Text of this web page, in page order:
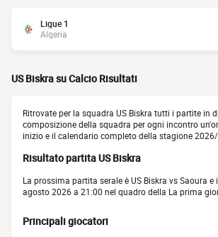
Ligue 1
Algeria
US Biskra su Calcio Risultati
Ritrovate per la squadra US Biskra tutti i partite in
composizione della squadra per ogni incontro
inizio e il calendario completo della stagione 2026/
Risultato partita US Biskra
La prossima partita serale è US Biskra vs Saoura
agosto 2026 a 21:00 nel quadro della La prima
Principali giocatori